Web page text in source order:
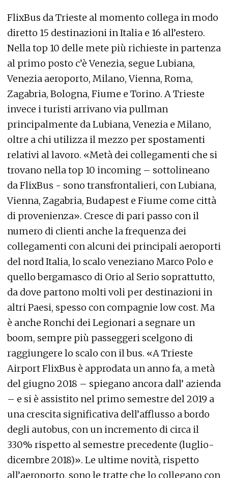
FlixBus da Trieste al momento collega in modo
diretto 15 destinazioni in Italia e 16 all’estero.
Nella top 10 delle mete più richieste in partenza
al primo posto c’è Venezia, segue Lubiana,
Venezia aeroporto, Milano, Vienna, Roma,
Zagabria, Bologna, Fiume e Torino. A Trieste
invece i turisti arrivano via pullman
principalmente da Lubiana, Venezia e Milano,
oltre a chi utilizza il mezzo per spostamenti
relativi al lavoro. «Metà dei collegamenti che si
trovano nella top 10 incoming – sottolineano
da FlixBus - sono transfrontalieri, con Lubiana,
Vienna, Zagabria, Budapest e Fiume come città
di provenienza». Cresce di pari passo con il
numero di clienti anche la frequenza dei
collegamenti con alcuni dei principali aeroporti
del nord Italia, lo scalo veneziano Marco Polo e
quello bergamasco di Orio al Serio soprattutto,
da dove partono molti voli per destinazioni in
altri Paesi, spesso con compagnie low cost. Ma
è anche Ronchi dei Legionari a segnare un
boom, sempre più passeggeri scelgono di
raggiungere lo scalo con il bus. «A Trieste
Airport FlixBus è approdata un anno fa, a metà
del giugno 2018 – spiegano ancora dall’ azienda
– e si è assistito nel primo semestre del 2019 a
una crescita significativa dell’afflusso a bordo
degli autobus, con un incremento di circa il
330% rispetto al semestre precedente (luglio-
dicembre 2018)». Le ultime novità, rispetto
all’aeroporto, sono le tratte che lo collegano con